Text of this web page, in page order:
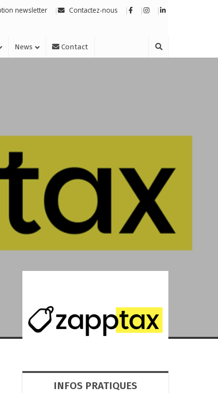
newsletter Contactez-nous
News Contact
INFOS PRATIQUES